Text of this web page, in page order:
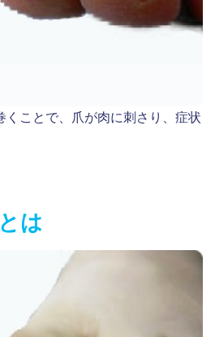
くことで、爪が肉に刺さり、症状
は